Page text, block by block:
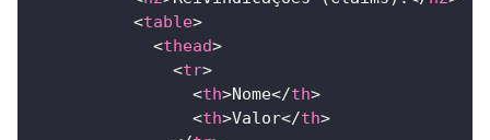
<table>
<thead>
<tr>
<th>Nome</th>
<th>Valor</th>